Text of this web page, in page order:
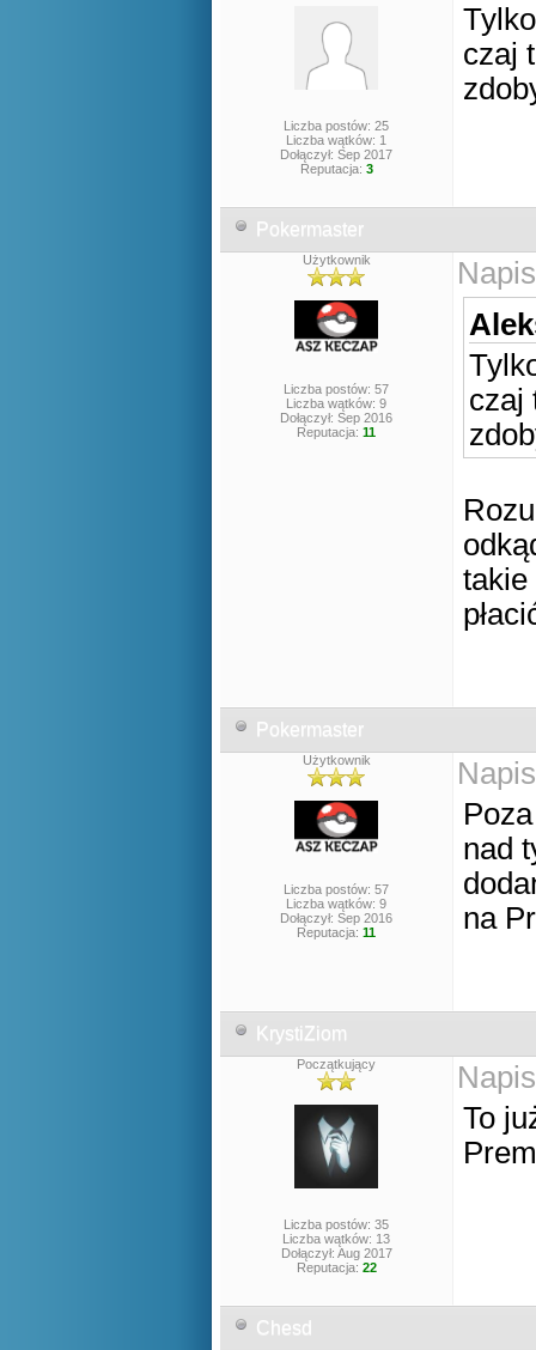
Liczba postów: 25
Liczba wątków: 1
Dołączył: Sep 2017
Reputacja: 3
czaj
Pokermaster
Użytkownik
Liczba postów: 57
Liczba wątków: 9
Dołączył: Sep 2016
Reputacja: 11
czaj
takie
Pokermaster
Użytkownik
Liczba postów: 57
Liczba wątków: 9
Dołączył: Sep 2016
Reputacja: 11
nad
na
KrystiZiom
Początkujący
Liczba postów: 35
Liczba wątków: 13
Dołączył: Aug 2017
Reputacja: 22
To
Chesd